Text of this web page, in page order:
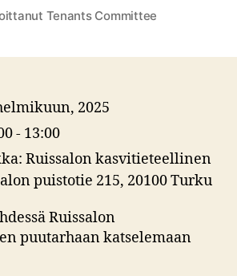
Tenants Committee
2025
- 13:00
Ruissalon kasvitieteellinen
puistotie 215, 20100 Turku
Ruissalon
puutarhaan katselemaan